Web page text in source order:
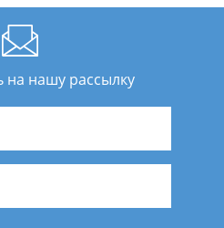
нашу рассылку